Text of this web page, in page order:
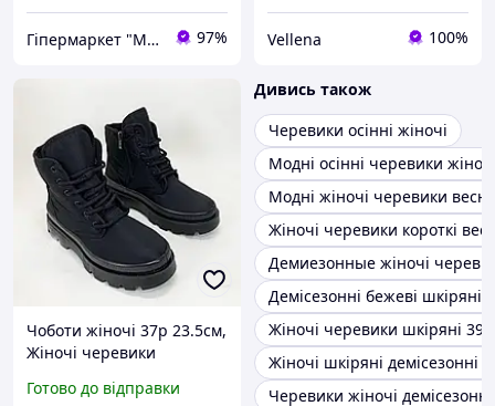
Гіпермаркет "Материк" 97% Vellena 100%
Чоботи жіночі 37р 23.5см,
Жіночі черевики
ходу buzyna
Готово до відправки
Дивись також
Черевики осінні жіночі
Модні осінні черевики
Модні жіночі черевики
Жіночі черевики короткі
Демиезонные жіночі
Демісезонні бежеві шкіряні
Жіночі черевики шкіряні 39
Жіночі шкіряні демісезонні
Черевики жіночі